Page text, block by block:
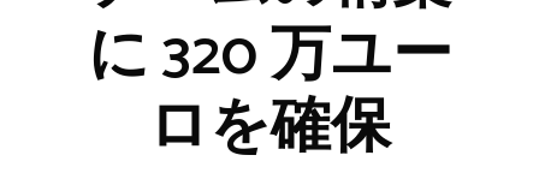
に 320 万ユー
ロを確保